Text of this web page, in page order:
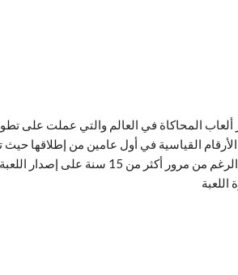
المحاكاة في العالم والتي عملت على
في فترة زمنية قصيرة، وعلى الرغم من